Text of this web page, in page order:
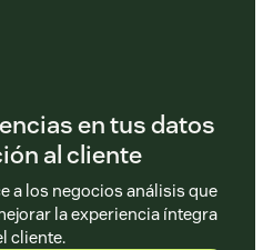
en tus datos
al cliente
a los negocios análisis que
la experiencia íntegra
cliente.